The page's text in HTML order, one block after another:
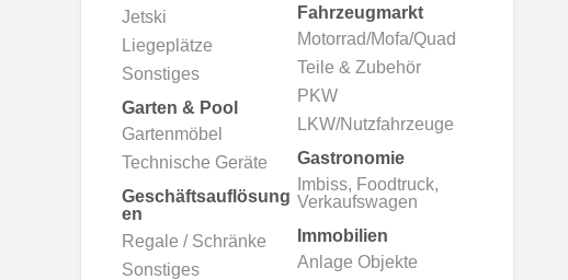
Jetski
Liegeplätze
Sonstiges
Fahrzeugmarkt
Motorrad/Mofa/Quad
Teile & Zubehör
PKW
LKW/Nutzfahrzeuge
Garten & Pool
Gartenmöbel
Technische Geräte
Gastronomie
Imbiss, Foodtruck,
Verkaufswagen
Geschäftsauflösung
en
Regale / Schränke
Sonstiges
Immobilien
Anlage Objekte